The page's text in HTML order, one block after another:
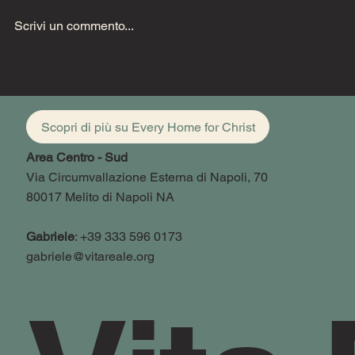
Scrivi un commento...
Scopri di più su Every Home for Christ
Area Centro - Sud
Via Circumvallazione Esterna di Napoli, 70
80017 Melito di Napoli NA
Gabriele: +39 333 596 0173
gabriele@vitareale.org